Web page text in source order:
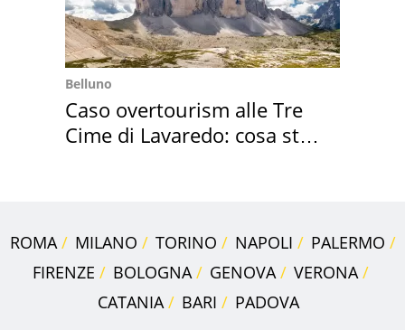
Belluno
Caso overtourism alle Tre
Cime di Lavaredo: cosa sta
ROMA MILANO TORINO NAPOLI
PALERMO
FIRENZE
BOLOGNA GENOVA
VERONA
CATANIA
BARI PADOVA